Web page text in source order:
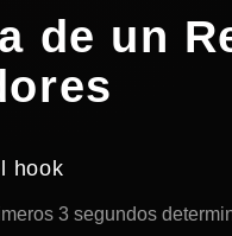
de un
hook
3 segundos